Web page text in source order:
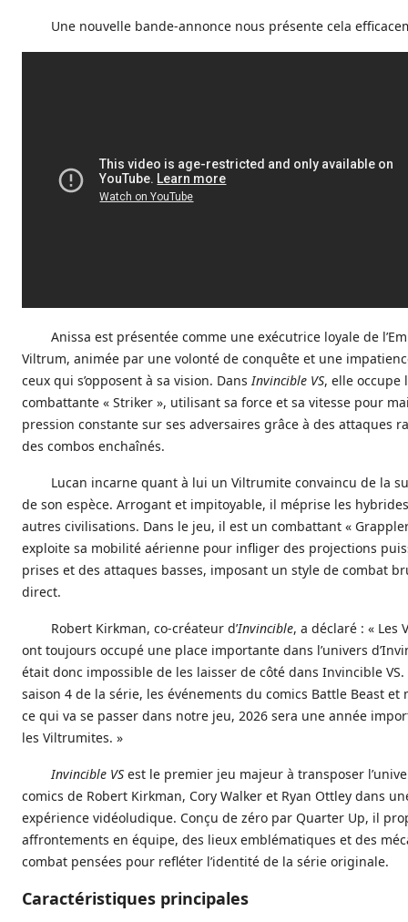
Une nouvelle bande-annonce nous présente cela
Anissa est présentée comme une exécutrice loyale de
Viltrum, animée par une volonté de conquête et une
ceux qui s’opposent à sa vision. DansInvincible VS, elle occupe
combattante « Striker », utilisant sa force et sa vitesse pour
pression constante sur ses adversaires grâce à des attaques
des combos enchaînés.
Lucan incarne quant à lui un Viltrumite convaincu de la
de son espèce. Arrogant et impitoyable, il méprise les
autres civilisations. Dans le jeu, il est un combattant «
exploite sa mobilité aérienne pour infliger des projections
prises et des attaques basses, imposant un style de combat
direct.
Robert Kirkman, co-créateur d’Invincible, a déclaré : « Les
ont toujours occupé une place importante dans l’univers
était donc impossible de les laisser de côté dans Invincible VS.
saison 4 de la série, les événements du comics Battle Beast et
ce qui va se passer dans notre jeu, 2026 sera une année
les Viltrumites. »
Invincible VS est le premier jeu majeur à transposer
comics de Robert Kirkman, Cory Walker et Ryan Ottley dans
expérience vidéoludique. Conçu de zéro par Quarter Up, il
affrontements en équipe, des lieux emblématiques et des
combat pensées pour refléter l’identité de la série originale.
Caractéristiques principales